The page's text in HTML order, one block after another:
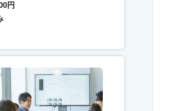
円